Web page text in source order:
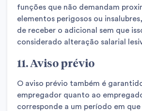
funções que não demandam
elementos perigosos ou
de receber o adicional sem que
considerado alteração salarial
11. Aviso prévio
O aviso prévio também é
empregador quanto ao
corresponde a um período em